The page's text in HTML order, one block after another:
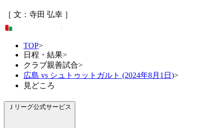
［ 文：寺田 弘幸 ］
TOP>
日程・結果>
クラブ親善試合>
広島 vs シュトゥットガルト (2024年8月1日)>
見どころ
Ｊリーグ公式サービス